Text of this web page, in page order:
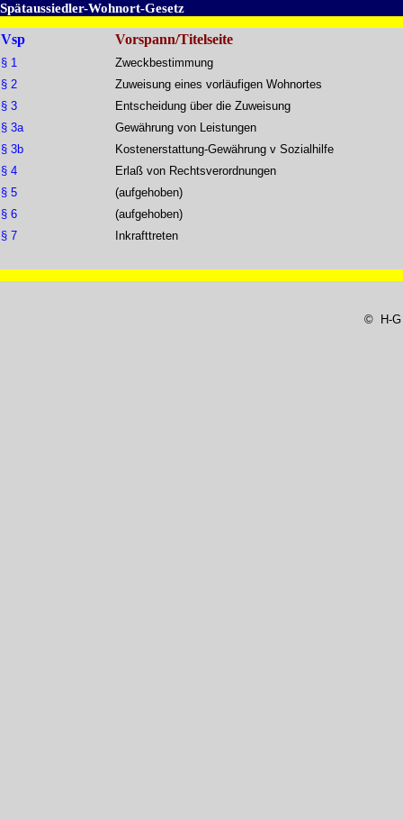
Spätaussiedler-Wohnort-Gesetz
Vsp Vorspann/Titelseite
§ 1
§ 2
§ 3
§ 3a
§ 3b
§ 4
§ 5
§ 6
§ 7
Zweckbestimmung
Zuweisung eines vorläufigen Wohnortes
Entscheidung über die Zuweisung
Gewährung von Leistungen
Kostenerstattung-Gewährung v Sozialhilfe
Erlaß von Rechtsverordnungen
(aufgehoben)
(aufgehoben)
Inkrafttreten
© H-G